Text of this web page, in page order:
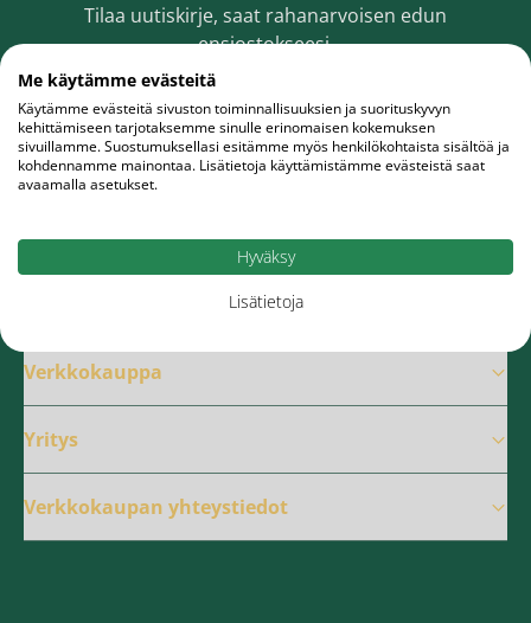
Tilaa uutiskirje, saat rahanarvoisen edun
ensiostokseesi.
Sähköpostiosoite
Tilaa
Verkkokauppa
Yritys
Verkkokaupan yhteystiedot
Me käytämme evästeitä
Käytämme evästeitä sivuston toiminnallisuuksien ja suorituskyvyn
kehittämiseen tarjotaksemme sinulle erinomaisen kokemuksen
sivuillamme. Suostumuksellasi esitämme myös henkilökohtaista sisältöä ja
kohdennamme mainontaa. Lisätietoja käyttämistämme evästeistä saat
avaamalla asetukset.
Hyväksy
Lisätietoja